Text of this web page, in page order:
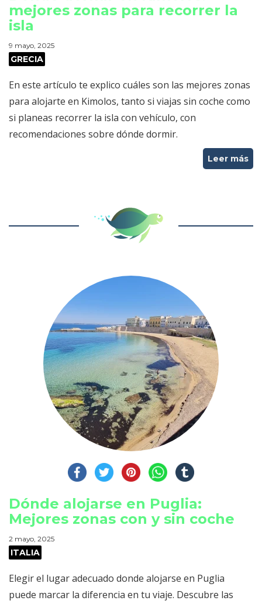
mejores zonas para recorrer la
isla
9 mayo, 2025
GRECIA
En este artículo te explico cuáles son las mejores zonas
para alojarte en Kimolos, tanto si viajas sin coche como
si planeas recorrer la isla con vehículo, con
recomendaciones sobre dónde dormir.
Leer más
Dónde alojarse en Puglia:
Mejores zonas con y sin coche
2 mayo, 2025
ITALIA
Elegir el lugar adecuado donde alojarse en Puglia
puede marcar la diferencia en tu viaje. Descubre las